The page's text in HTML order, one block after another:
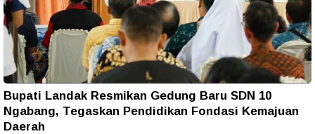
Bupati Landak Resmikan Gedung Baru SDN 10
Ngabang, Tegaskan Pendidikan Fondasi Kemajuan
Daerah